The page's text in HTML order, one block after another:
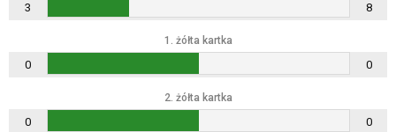
3 8
1. żółta kartka
0 0
2. żółta kartka
0 0